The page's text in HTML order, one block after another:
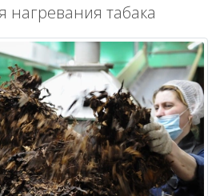
нагревания табака